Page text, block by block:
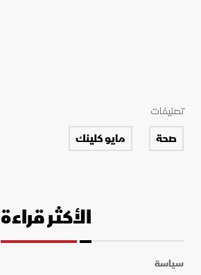
تصنيفات
صحة مايو كلينك
الأكثر قراءة
سياسة